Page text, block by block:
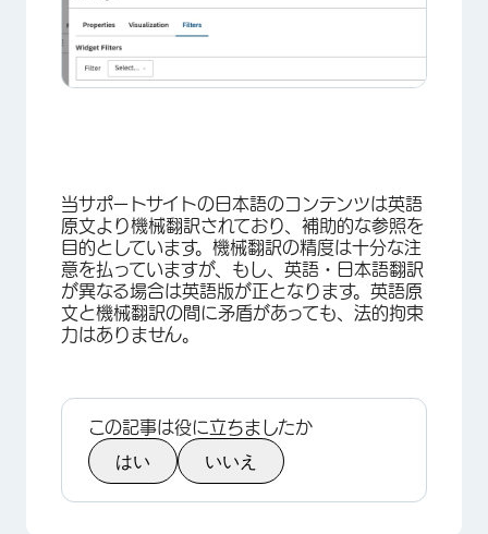
当サポートサイトの日本語のコンテンツは英語
原文より機械翻訳されており、補助的な参照を
目的としています。機械翻訳の精度は十分な注
意を払っていますが、もし、英語・日本語翻訳
が異なる場合は英語版が正となります。英語原
文と機械翻訳の間に矛盾があっても、法的拘束
力はありません。
この記事は役に立ちましたか
はい いいえ